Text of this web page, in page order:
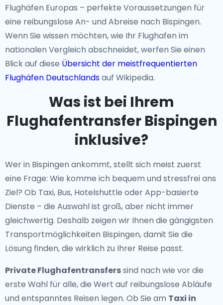
Flughäfen Europas – perfekte Voraussetzungen für
eine reibungslose An- und Abreise nach Bispingen.
Wenn Sie wissen möchten, wie Ihr Flughafen im
nationalen Vergleich abschneidet, werfen Sie einen
Blick auf diese Übersicht der meistfrequentierten
Flughäfen Deutschlandsauf Wikipedia.
Was ist bei Ihrem
Flughafentransfer Bispingen
inklusive?
Wer in Bispingen ankommt, stellt sich meist zuerst
eine Frage: Wie komme ich bequem und stressfrei ans
Ziel? Ob Taxi, Bus, Hotelshuttle oder App-basierte
Dienste – die Auswahl ist groß, aber nicht immer
gleichwertig. Deshalb zeigen wir Ihnen die gängigsten
Transportmöglichkeiten Bispingen, damit Sie die
Lösung finden, die wirklich zu Ihrer Reise passt.
Private Flughafentransferssind nach wie vor die
erste Wahl für alle, die Wert auf reibungslose Abläufe
und entspanntes Reisen legen. Ob Sie am Taxi in